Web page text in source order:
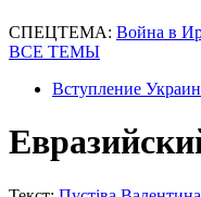
СПЕЦТЕМА: Война в
ВСЕ ТЕМЫ
Вступление